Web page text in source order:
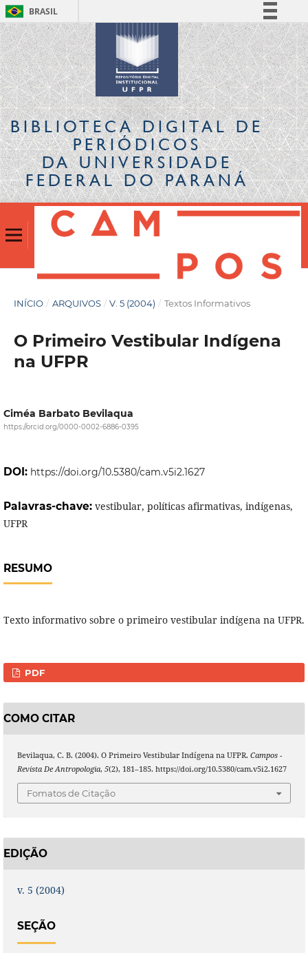
BRASIL
Simplifique!
Comunica BR
Participe
Acesso à informação
Legislação
Canais
BIBLIOTECA DIGITALDE
PERIÓDICOS
DA UNIVERSIDADE
FEDERAL DO PARANÁ
INÍCIO / ARQUIVOS / V. 5 (2004) / Textos Informativos
O Primeiro Vestibular Indígena
na UFPR
Ciméa Barbato Bevilaqua
https://orcid.org/0000-0002-6886-0395
DOI: https://doi.org/10.5380/cam.v5i2.1627
Palavras-chave: vestibular, políticas afirmativas, indígenas,
UFPR
RESUMO
Texto informativo sobre o primeiro vestibular indígena na UFPR.
PDF
COMO CITAR
Bevilaqua, C. B. (2004). O Primeiro Vestibular Indígena na UFPR. Campos -
Revista De Antropologia, 5(2), 181–185. https://doi.org/10.5380/cam.v5i2.1627
Fomatos de Citação
EDIÇÃO
v. 5 (2004)
SEÇÃO